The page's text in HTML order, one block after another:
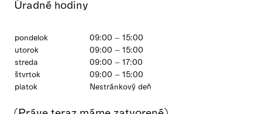
Úradné hodiny
pondelok
09:00 – 15:00
utorok
09:00 – 15:00
streda
09:00 – 17:00
štvrtok
09:00 – 15:00
piatok
Nestránkový deň